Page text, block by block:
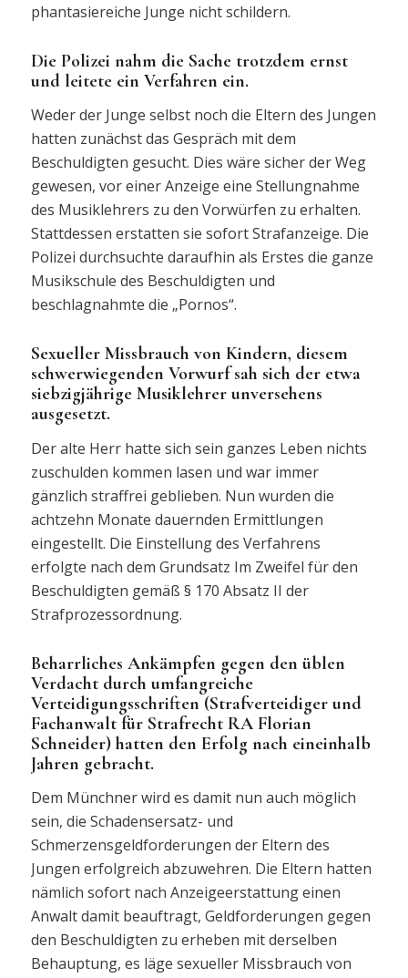
phantasiereiche Junge nicht schildern.
Die Polizei nahm die Sache trotzdem ernst
und leitete ein Verfahren ein.
Weder der Junge selbst noch die Eltern des Jungen
hatten zunächst das Gespräch mit dem
Beschuldigten gesucht. Dies wäre sicher der Weg
gewesen, vor einer Anzeige eine Stellungnahme
des Musiklehrers zu den Vorwürfen zu erhalten.
Stattdessen erstatten sie sofort Strafanzeige. Die
Polizei durchsuchte daraufhin als Erstes die ganze
Musikschule des Beschuldigten und
beschlagnahmte die „Pornos“.
Sexueller Missbrauch von Kindern, diesem
schwerwiegenden Vorwurf sah sich der etwa
siebzigjährige Musiklehrer unversehens
ausgesetzt.
Der alte Herr hatte sich sein ganzes Leben nichts
zuschulden kommen lasen und war immer
gänzlich straffrei geblieben. Nun wurden die
achtzehn Monate dauernden Ermittlungen
eingestellt. Die Einstellung des Verfahrens
erfolgte nach dem Grundsatz Im Zweifel für den
Beschuldigten gemäß § 170 Absatz II der
Strafprozessordnung.
Beharrliches Ankämpfen gegen den üblen
Verdacht durch umfangreiche
Verteidigungsschriften (Strafverteidiger und
Fachanwalt für Strafrecht RA Florian
Schneider) hatten den Erfolg nach eineinhalb
Jahren gebracht.
Dem Münchner wird es damit nun auch möglich
sein, die Schadensersatz- und
Schmerzensgeldforderungen der Eltern des
Jungen erfolgreich abzuwehren. Die Eltern hatten
nämlich sofort nach Anzeigeerstattung einen
Anwalt damit beauftragt, Geldforderungen gegen
den Beschuldigten zu erheben mit derselben
Behauptung, es läge sexueller Missbrauch von